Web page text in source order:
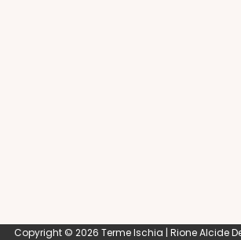
Copyright © 2026 Terme Ischia | Rione Alcide